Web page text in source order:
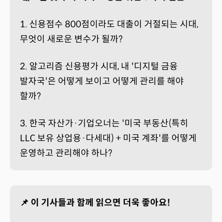
1. 신용점수 800점이라도 대출이 거절되는 시대,
무엇이 새로운 변수가 될까?
2. 알고리즘 신용평가 시대, 내 '디지털 금융
발자국'은 어떻게 보이고 어떻게 관리를 해야
할까?
3. 한국 자산가·기업오너는 '미국 부동산(특히
LLC 보유 상업용·다세대) + 미국 계좌'를 어떻게
운영하고 관리해야 하나?
📌 이 기사들과 함께 읽으면 더욱 좋아요!